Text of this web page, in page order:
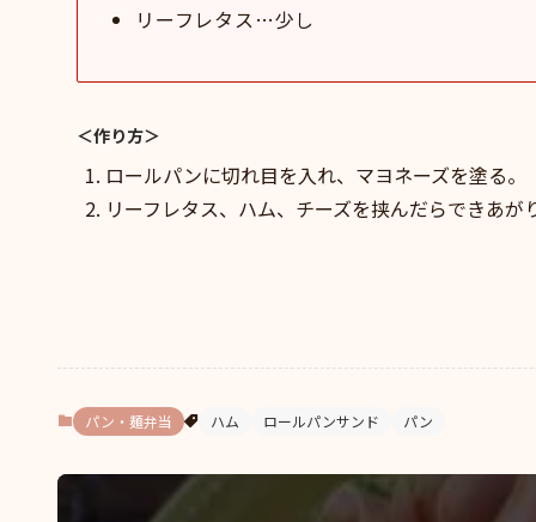
リーフレタス…少し
＜作り方＞
ロールパンに切れ目を入れ、マヨネーズを塗る。
リーフレタス、ハム、チーズを挟んだらできあが
パン・麺弁当 ハム ロールパンサンド パン